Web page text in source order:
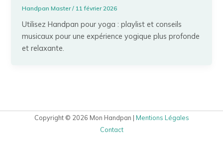
Handpan Master/ 11 février 2026
Utilisez Handpan pour yoga : playlist et conseils
musicaux pour une expérience yogique plus profonde
et relaxante.
Copyright © 2026 Mon Handpan | Mentions Légales
Contact